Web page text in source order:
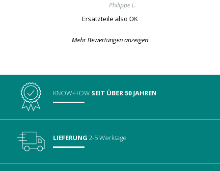
Philippe L.
Ersatzteile also OK
Mehr Bewertungen anzeigen
KNOW-HOW SEIT ÜBER 50 JAHREN
LIEFERUNG 2-5 Werktage